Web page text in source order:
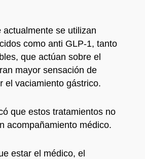
actualmente se utilizan
como anti GLP-1, tanto
que actúan sobre el
mayor sensación de
el vaciamiento gástrico.
que estos tratamientos no
acompañamiento médico.
estar el médico, el